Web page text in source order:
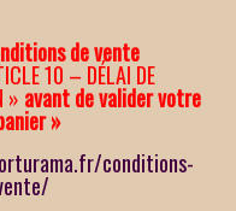
de vente
10 – DÉLAI DE
» avant de valider votre
»
conditions-